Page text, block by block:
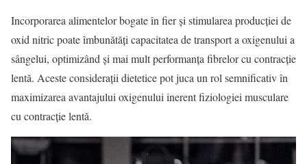
Incorporarea alimentelor bogate în fier și stimularea producției de
oxid nitric poate îmbunătăți capacitatea de transport a oxigenului a
sângelui, optimizând și mai mult performanța fibrelor cu contracție
lentă. Aceste considerații dietetice pot juca un rol semnificativ în
maximizarea avantajului oxigenului inerent fiziologiei musculare
cu contracție lentă.